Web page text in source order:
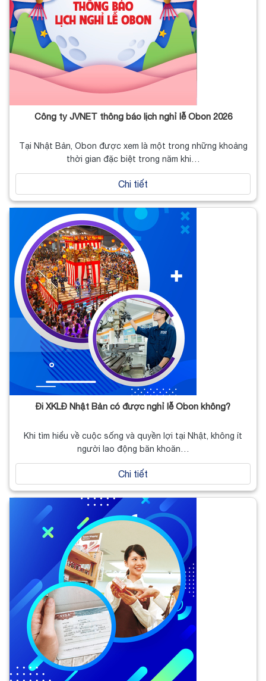
Công ty JVNET thông báo lịch nghỉ lễ Obon 2026
Tại Nhật Bản, Obon được xem là một trong những khoảng
thời gian đặc biệt trong năm khi…
Chi tiết
Đi XKLĐ Nhật Bản có được nghỉ lễ Obon không?
Khi tìm hiểu về cuộc sống và quyền lợi tại Nhật, không ít
người lao động băn khoăn…
Chi tiết